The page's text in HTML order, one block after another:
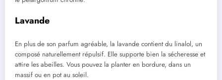
Lavande
En plus de son parfum agréable, la lavande contient du linalol, un
composé naturellement répulsif. Elle supporte bien la sécheresse et
attire les abeilles. Vous pouvez la planter en bordure, dans un
massif ou en pot au soleil.